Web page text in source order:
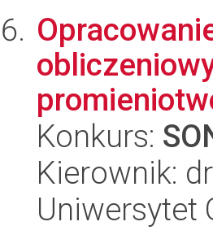
Konkurs:
Kierownik:
Uniwersytet